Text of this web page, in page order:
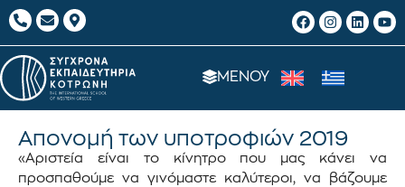
ΜΕΝΟΥ
Απονομή των υποτροφιών 2019
«Αριστεία είναι το κίνητρο που μας κάνει να
προσπαθούμε να γινόμαστε καλύτεροι, να βάζουμε